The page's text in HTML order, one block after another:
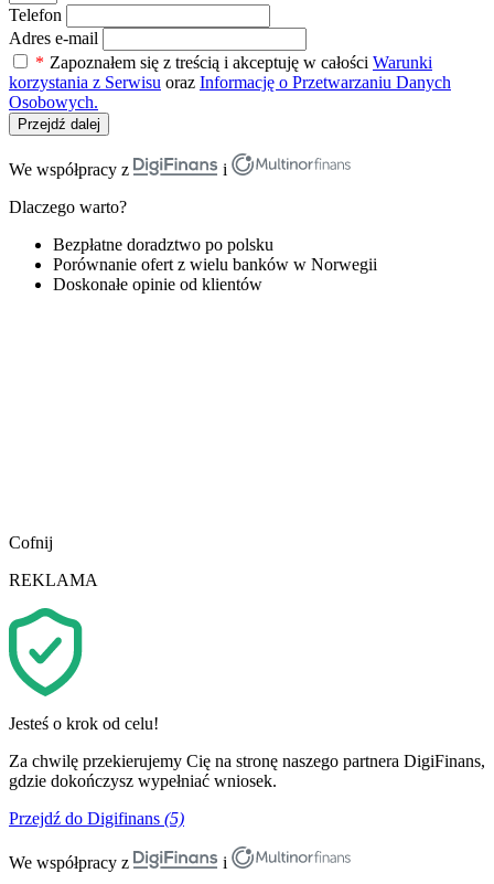
Telefon
Adres e-mail
* Zapoznałem się z treścią i akceptuję w całości Warunki
korzystania z Serwisu oraz Informację o Przetwarzaniu Danych
Osobowych.
Przejdź dalej
We współpracy z
i
Dlaczego warto?
Bezpłatne doradztwo po polsku
Porównanie ofert z wielu banków w Norwegii
Doskonałe opinie od klientów
Cofnij
REKLAMA
Jesteś o krok od celu!
Za chwilę przekierujemy Cię na stronę naszego partnera DigiFinans,
gdzie dokończysz wypełniać wniosek.
Przejdź do Digifinans (5)
We współpracy z i